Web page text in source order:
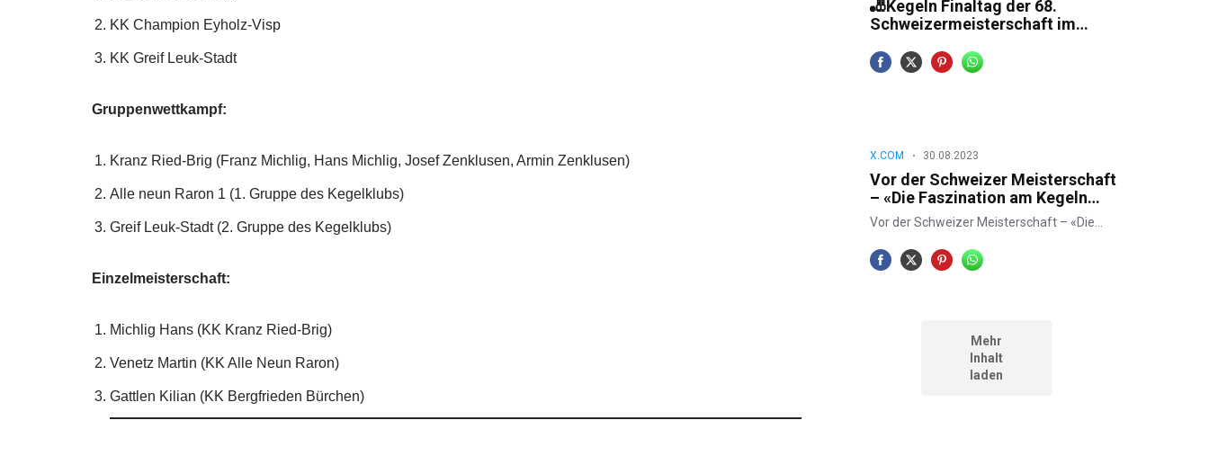
KK Champion Eyholz-Visp
KK Greif Leuk-Stadt
Gruppenwettkampf:
Kranz Ried-Brig (Franz Michlig, Hans Michlig, Josef Zenklusen, Armin Zenklusen)
Alle neun Raron 1 (1. Gruppe des Kegelklubs)
Greif Leuk-Stadt (2. Gruppe des Kegelklubs)
Einzelmeisterschaft:
Michlig Hans (KK Kranz Ried-Brig)
Venetz Martin (KK Alle Neun Raron)
Gattlen Kilian (KK Bergfrieden Bürchen)